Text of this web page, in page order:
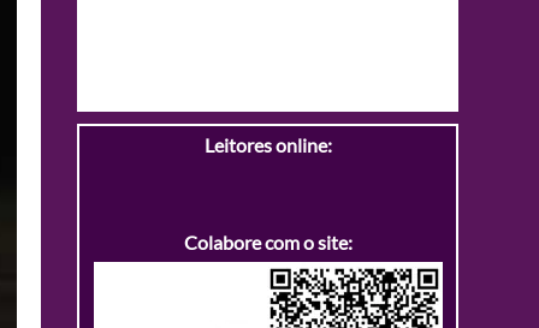
Leitores online:
Colabore com o site: